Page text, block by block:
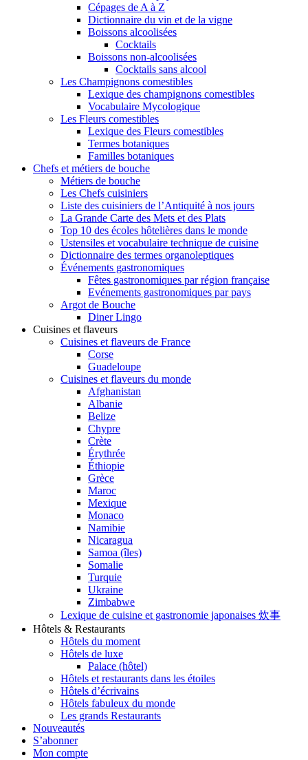
Cépages de A à Z
Dictionnaire du vin et de la vigne
Boissons alcoolisées
Cocktails
Boissons non-alcoolisées
Cocktails sans alcool
Les Champignons comestibles
Lexique des champignons comestibles
Vocabulaire Mycologique
Les Fleurs comestibles
Lexique des Fleurs comestibles
Termes botaniques
Familles botaniques
Chefs et métiers de bouche
Métiers de bouche
Les Chefs cuisiniers
Liste des cuisiniers de l’Antiquité à nos jours
La Grande Carte des Mets et des Plats
Top 10 des écoles hôtelières dans le monde
Ustensiles et vocabulaire technique de cuisine
Dictionnaire des termes organoleptiques
Événements gastronomiques
Fêtes gastronomiques par région française
Evénements gastronomiques par pays
Argot de Bouche
Diner Lingo
Cuisines et flaveurs
Cuisines et flaveurs de France
Corse
Guadeloupe
Cuisines et flaveurs du monde
Afghanistan
Albanie
Belize
Chypre
Crète
Érythrée
Éthiopie
Grèce
Maroc
Mexique
Monaco
Namibie
Nicaragua
Samoa (îles)
Somalie
Turquie
Ukraine
Zimbabwe
Lexique de cuisine et gastronomie japonaises 炊事
Hôtels & Restaurants
Hôtels du moment
Hôtels de luxe
Palace (hôtel)
Hôtels et restaurants dans les étoiles
Hôtels d’écrivains
Hôtels fabuleux du monde
Les grands Restaurants
Nouveautés
S’abonner
Mon compte